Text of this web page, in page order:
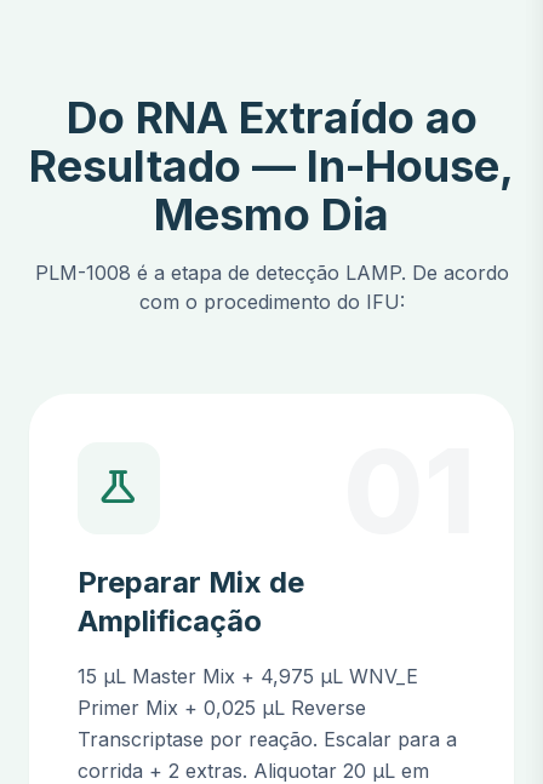
Do RNA Extraído ao
Resultado — In-House,
Mesmo Dia
PLM-1008 é a etapa de detecção LAMP. De acordo
com o procedimento do IFU:
science
Preparar Mix de
Amplificação
15 µL Master Mix + 4,975 µL WNV_E
Primer Mix + 0,025 µL Reverse
Transcriptase por reação. Escalar para a
corrida + 2 extras. Aliquotar 20 µL em